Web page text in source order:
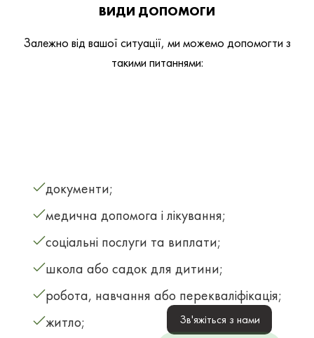
ВИДИ ДОПОМОГИ
Залежно від вашої ситуації, ми можемо допомогти з
такими питаннями:
документи;
медична допомога і лікування;
соціальні послуги та виплати;
школа або садок для дитини;
робота, навчання або перекваліфікація;
житло;
Зв'яжіться з нами